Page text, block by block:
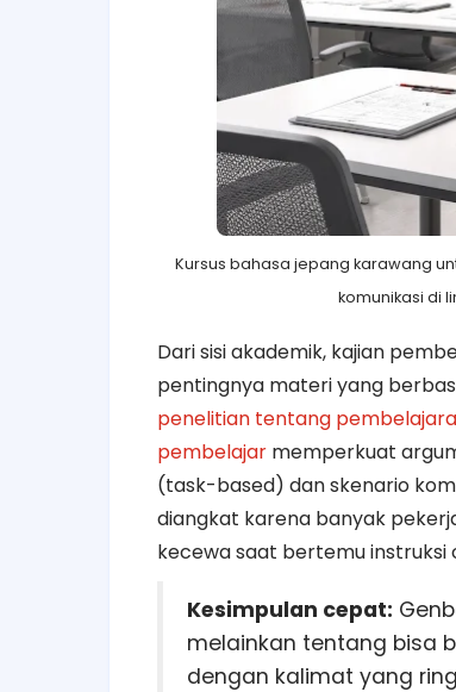
Kursus bahasa jepang karawang
komunikasi di
Dari sisi akademik, kajian
pentingnya materi yang
penelitian tentang
pembelajar memperkuat
(task-based) dan skenario
diangkat karena banyak
kecewa saat bertemu instruksi
Kesimpulan cepat:
melainkan tentang bisa
dengan kalimat yang